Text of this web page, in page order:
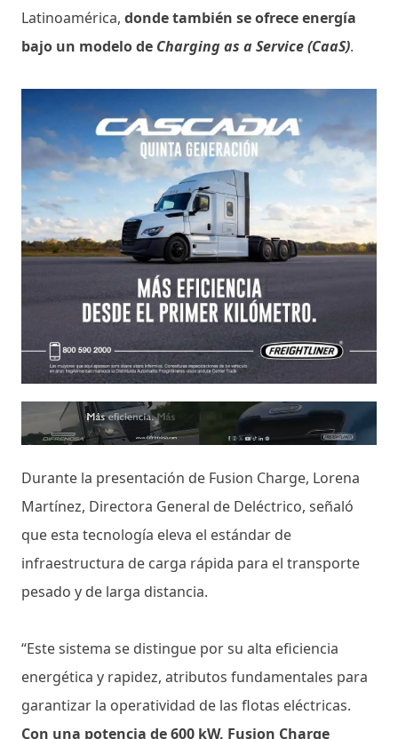
Latinoamérica, donde también se ofrece energía
bajo un modelo de Charging as a Service (CaaS).
Durante la presentación de Fusion Charge, Lorena
Martínez, Directora General de Deléctrico, señaló
que esta tecnología eleva el estándar de
infraestructura de carga rápida para el transporte
pesado y de larga distancia.
“Este sistema se distingue por su alta eficiencia
energética y rapidez, atributos fundamentales para
garantizar la operatividad de las flotas eléctricas.
Con una potencia de 600 kW, Fusion Charge